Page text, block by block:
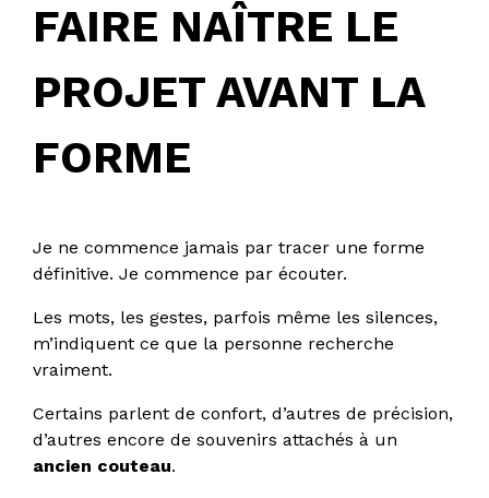
FAIRE NAÎTRE LE
PROJET AVANT LA
FORME
Je ne commence jamais par tracer une forme
définitive. Je commence par écouter.
Les mots, les gestes, parfois même les silences,
m’indiquent ce que la personne recherche
vraiment.
Certains parlent de confort, d’autres de précision,
d’autres encore de souvenirs attachés à un
ancien couteau.